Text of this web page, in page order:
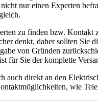
nur einen Experten
zu finden bzw.
denkt, daher sollten Sie
von Gründen
für Sie der komplette
auch direkt an den
wie